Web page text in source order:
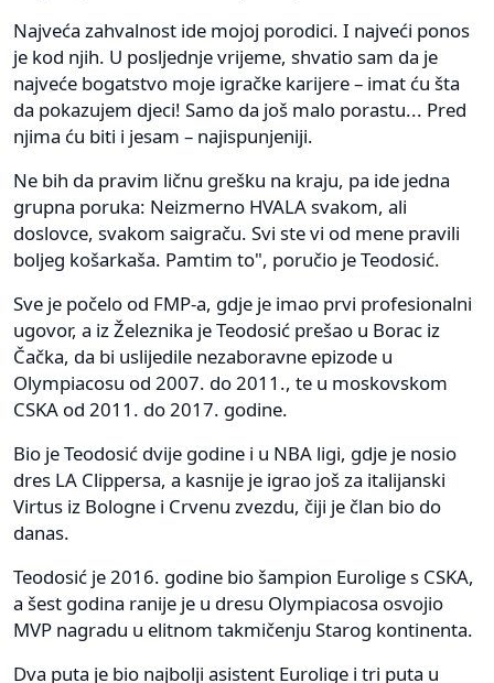
Najveća zahvalnost ide mojoj porodici. I najveći ponos
je kod njih. U posljednje vrijeme, shvatio sam da je
najveće bogatstvo moje igračke karijere – imat ću šta
da pokazujem djeci! Samo da još malo porastu... Pred
njima ću biti i jesam – najispunjeniji.
Ne bih da pravim ličnu grešku na kraju, pa ide jedna
grupna poruka: Neizmerno HVALA svakom, ali
doslovce, svakom saigraču. Svi ste vi od mene pravili
boljeg košarkaša. Pamtim to", poručio je Teodosić.
Sve je počelo od FMP-a, gdje je imao prvi profesionalni
ugovor, a iz Železnika je Teodosić prešao u Borac iz
Čačka, da bi uslijedile nezaboravne epizode u
Olympiacosu od 2007. do 2011., te u moskovskom
CSKA od 2011. do 2017. godine.
Bio je Teodosić dvije godine i u NBA ligi, gdje je nosio
dres LA Clippersa, a kasnije je igrao još za italijanski
Virtus iz Bologne i Crvenu zvezdu, čiji je član bio do
danas.
Teodosić je 2016. godine bio šampion Eurolige s CSKA,
a šest godina ranije je u dresu Olympiacosa osvojio
MVP nagradu u elitnom takmičenju Starog kontinenta.
Dva puta je bio najbolji asistent Eurolige i tri puta u